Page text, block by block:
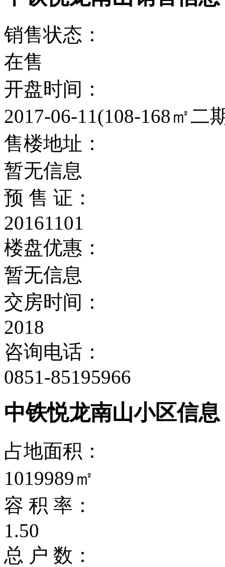
销售状态：
在售
开盘时间：
2017-06-11(108-168㎡二
售楼地址：
暂无信息
预 售 证：
20161101
楼盘优惠：
暂无信息
交房时间：
2018
咨询电话：
0851-85195966
中铁悦龙南山小区信息
占地面积：
1019989㎡
容 积 率：
1.50
总 户 数：